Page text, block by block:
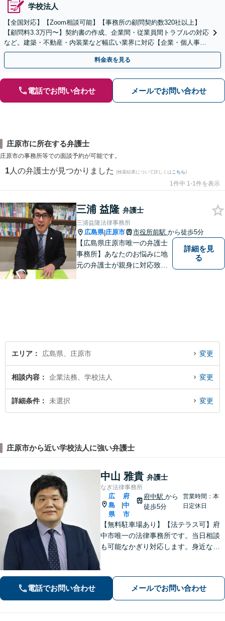
学校法人
【全国対応】【Zoom相談可能】【事務所の顧問契約数320社以上】
【顧問料3.3万円〜】契約書の作成、企業間・従業員間トラブルの対応
など。建築・不動産・内装業など幅広い業界に対応【企業・個人事業
主の方初回面談無料】
料金表を見る
電話でお問い合わせ メールでお問い合わせ
庄原市に所在する弁護士
庄原市の事務所等での面談予約が可能です。
1 人の弁護士が見つかりました (検索結果について詳しくは こちら)
1件中 1-1件を表示
三浦 益隆 弁護士
三浦益隆法律事務所
広島県|庄原市 市役所前駅 から徒歩5分
【広島県庄原市唯一の弁護士
事務所】あなたのお悩みに地
元の弁護士が親身に対応致し
詳細を見
る
エリア 広島県、庄原市 変更
相談内容 企業法務、学校法人 変更
詳細条件 未選択 変更
庄原市から近い学校法人に強い弁護士
中山 雅貴 弁護士
なぎ法律事務所
広
島
県
府
中
市
府中駅から
徒歩5分
営業時間：本
日定休日
【無料駐車場あり】【法テラス可】府
中市唯一の法律事務所です。当日相談
も可能なかぎり対応します。身近な相
とがありましたら、まずはお気軽にご
相談ください。【出張相談に対応】
【秘密厳守】
電話でお問い合わせ メールでお問い合わせ